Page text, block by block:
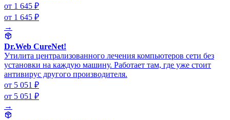
от 1 645 ₽
от 1 645 ₽
→
Dr.Web CureNet!
Утилита централизованного лечения компьютеров сети без
установки на каждую машину. Работает там, где уже стоит
антивирус другого производителя.
от 5 051 ₽
от 5 051 ₽
→